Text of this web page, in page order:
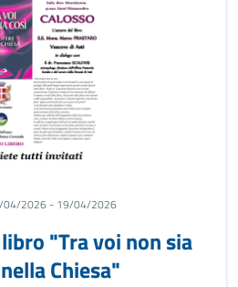
04/2026 - 19/04/2026
"Tra voi non sia
Chiesa"